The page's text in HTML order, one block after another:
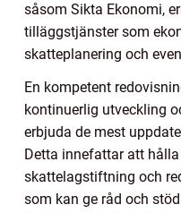
såsom Sikta Ekonomi,
tilläggstjänster som
skatteplanering och
En kompetent
kontinuerlig utveckling
erbjuda de mest
Detta innefattar att
skattelagstiftning och
som kan ge råd och